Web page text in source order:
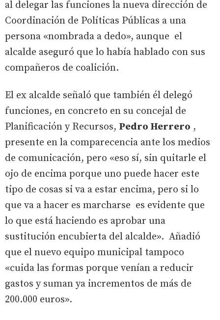
al delegar las funciones la nueva dirección de
Coordinación de Políticas Públicas a una
persona «nombrada a dedo», aunque el
alcalde aseguró que lo había hablado con sus
compañeros de coalición.
El ex alcalde señaló que también él delegó
funciones, en concreto en su concejal de
Planificación y Recursos, Pedro Herrero ,
presente en la comparecencia ante los medios
de comunicación, pero «eso sí, sin quitarle el
ojo de encima porque uno puede hacer este
tipo de cosas si va a estar encima, pero si lo
que va a hacer es marcharse es evidente que
lo que está haciendo es aprobar una
sustitución encubierta del alcalde». Añadió
que el nuevo equipo municipal tampoco
«cuida las formas porque venían a reducir
gastos y suman ya incrementos de más de
200.000 euros».